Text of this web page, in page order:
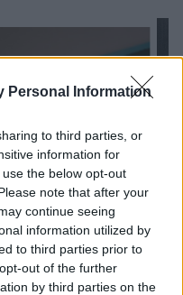
Personal Information
to third parties, or
information for
the below opt-out
note that after your
continue seeing
information utilized by
to third parties prior to
out of the further
by third parties on the